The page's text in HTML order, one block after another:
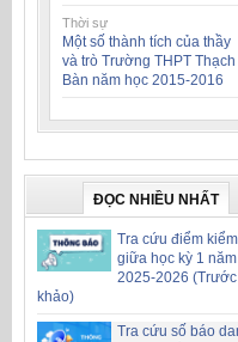
Thời sự
Một số thành tích của thầy
và trò Trường THPT Thạch
Bàn năm học 2015-2016
ĐỌC NHIỀU NHẤT
Tra cứu điểm
giữa học kỳ 1
2025-2026
khảo)
Tra cứu số báo